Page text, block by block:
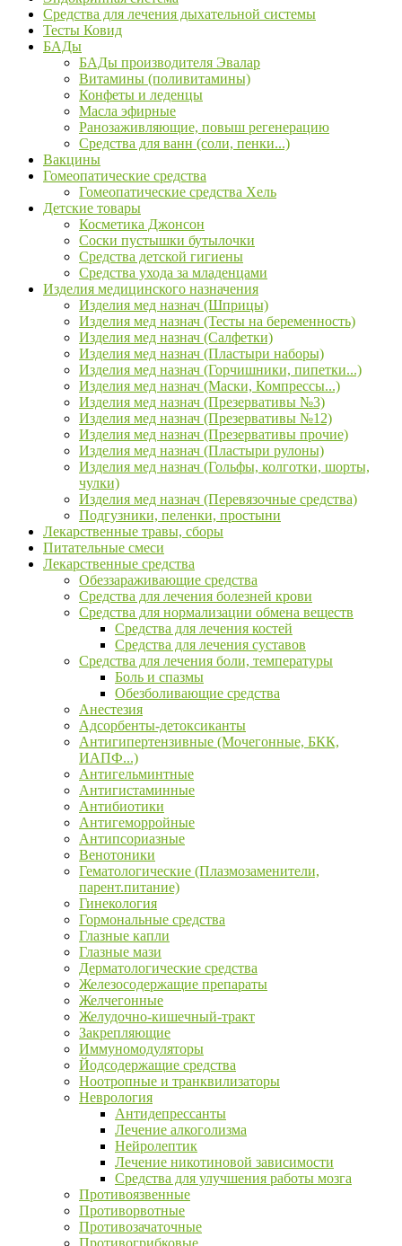
Средства для лечения дыхательной системы
Тесты Ковид
БАДы
БАДы производителя Эвалар
Витамины (поливитамины)
Конфеты и леденцы
Масла эфирные
Ранозаживляющие, повыш регенерацию
Средства для ванн (соли, пенки...)
Вакцины
Гомеопатические средства
Гомеопатические средства Хель
Детские товары
Косметика Джонсон
Соски пустышки бутылочки
Средства детской гигиены
Средства ухода за младенцами
Изделия медицинского назначения
Изделия мед назнач (Шприцы)
Изделия мед назнач (Тесты на беременность)
Изделия мед назнач (Салфетки)
Изделия мед назнач (Пластыри наборы)
Изделия мед назнач (Горчишники, пипетки...)
Изделия мед назнач (Маски, Компрессы...)
Изделия мед назнач (Презервативы №3)
Изделия мед назнач (Презервативы №12)
Изделия мед назнач (Презервативы прочие)
Изделия мед назнач (Пластыри рулоны)
Изделия мед назнач (Гольфы, колготки, шорты,
чулки)
Изделия мед назнач (Перевязочные средства)
Подгузники, пеленки, простыни
Лекарственные травы, сборы
Питательные смеси
Лекарственные средства
Обеззараживающие средства
Средства для лечения болезней крови
Средства для нормализации обмена веществ
Средства для лечения костей
Средства для лечения суставов
Средства для лечения боли, температуры
Боль и спазмы
Обезболивающие средства
Анестезия
Адсорбенты-детоксиканты
Антигипертензивные (Мочегонные, БКК,
ИАПФ...)
Антигельминтные
Антигистаминные
Антибиотики
Антигеморройные
Антипсориазные
Венотоники
Гематологические (Плазмозаменители,
парент.питание)
Гинекология
Гормональные средства
Глазные капли
Глазные мази
Дерматологические средства
Железосодержащие препараты
Желчегонные
Желудочно-кишечный-тракт
Закрепляющие
Иммуномодуляторы
Йодсодержащие средства
Ноотропные и транквилизаторы
Неврология
Антидепрессанты
Лечение алкоголизма
Нейролептик
Лечение никотиновой зависимости
Средства для улучшения работы мозга
Противоязвенные
Противорвотные
Противозачаточные